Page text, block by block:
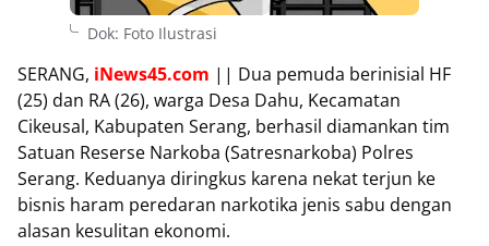
Dok: Foto Ilustrasi
SERANG, iNews45.com || Dua pemuda berinisial HF
(25) dan RA (26), warga Desa Dahu, Kecamatan
Cikeusal, Kabupaten Serang, berhasil diamankan tim
Satuan Reserse Narkoba (Satresnarkoba) Polres
Serang. Keduanya diringkus karena nekat terjun ke
bisnis haram peredaran narkotika jenis sabu dengan
alasan kesulitan ekonomi.